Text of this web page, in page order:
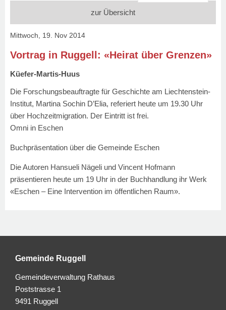
zur Übersicht
Mittwoch, 19. Nov 2014
Vortrag in Ruggell: «Heirat über Grenzen»
Küefer-Martis-Huus
Die Forschungsbeauftragte für Geschichte am Liechtenstein-
Institut, Martina Sochin D’Elia, referiert heute um 19.30 Uhr
über Hochzeitmigration. Der Eintritt ist frei.
Omni in Eschen
Buchpräsentation über die Gemeinde Eschen
Die Autoren Hansueli Nägeli und Vincent Hofmann
präsentieren heute um 19 Uhr in der Buchhandlung ihr Werk
«Eschen – Eine Intervention im öffentlichen Raum».
Gemeinde Ruggell
Gemeindeverwaltung Rathaus
Poststrasse 1
9491 Ruggell